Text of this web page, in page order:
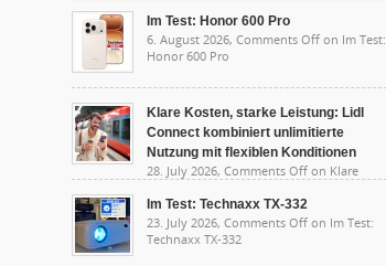
Im Test: Honor 600 Pro
6. August 2026, Comments Off on Im Test:
Honor 600 Pro
Klare Kosten, starke Leistung: Lidl
Connect kombiniert unlimitierte
Nutzung mit flexiblen Konditionen
28. July 2026, Comments Off on Klare
unlimitierte Nutzung mit flexiblen Konditionen
Im Test: Technaxx TX-332
23. July 2026, Comments Off on Im Test:
Technaxx TX-332